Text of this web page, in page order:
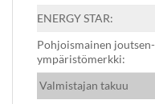
ENERGY STAR:
Pohjoismainen joutsen-
ympäristömerkki:
Valmistajan takuu